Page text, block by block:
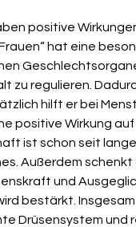
positive
hat eine
zu regulieren.
hilft er bei
positive Wirkung
ist schon seit
Außerdem schenkt
und
bestärkt.
Drüsensystem und